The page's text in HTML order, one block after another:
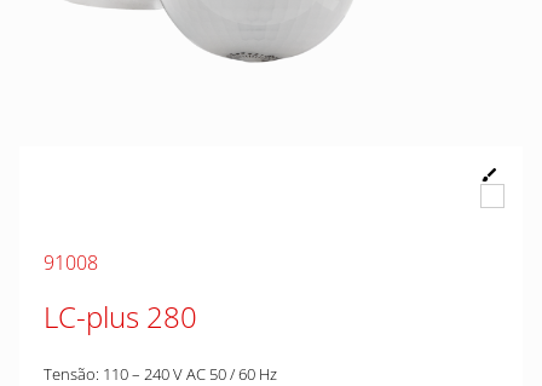
91008
LC-plus 280
Tensão: 110 – 240 V AC 50 / 60 Hz